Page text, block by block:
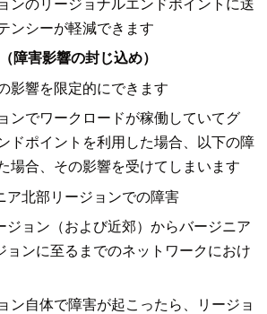
ンシーが軽減できます
障害影響の封じ込め）
影響を限定的にできます
ンでワークロードが稼働していてグ
ドポイントを利用した場合、以下の障
場合、その影響を受けてしまいます
ア北部リージョンでの障害
ジョン（および近郊）からバージニア
ョンに至るまでのネットワークにおけ
ン自体で障害が起こったら、リージョ